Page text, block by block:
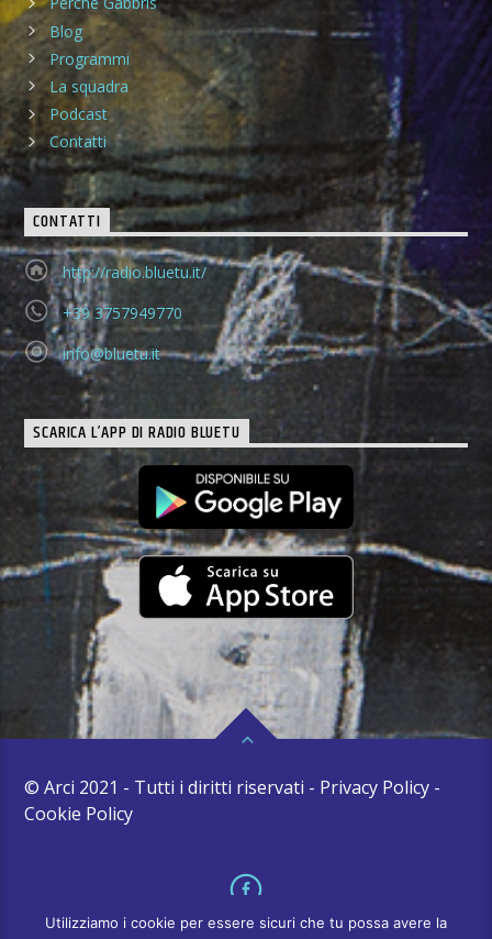
Blog
Programmi
La squadra
Podcast
Contatti
CONTATTI
http://radio.bluetu.it/
+39 3757949770
info@bluetu.it
SCARICA L’APP DI RADIO BLUETU
© Arci 2021 - Tutti i diritti riservati - Privacy Policy -
Cookie Policy
Utilizziamo i cookie per essere sicuri che tu possa avere la